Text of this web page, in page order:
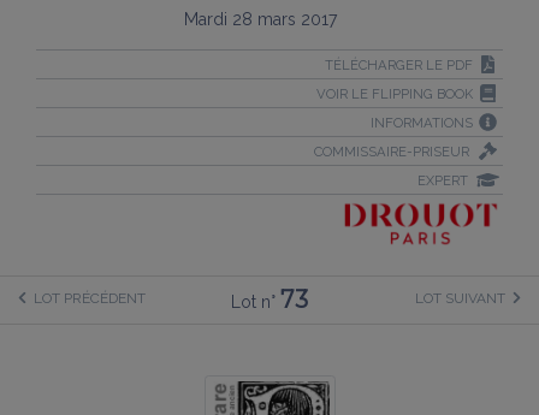
Mardi 28 mars 2017
TÉLÉCHARGER LE PDF
VOIR LE FLIPPING BOOK
INFORMATIONS
COMMISSAIRE-PRISEUR
EXPERT
LOT PRÉCÉDENT Lot n° 73 LOT SUIVANT